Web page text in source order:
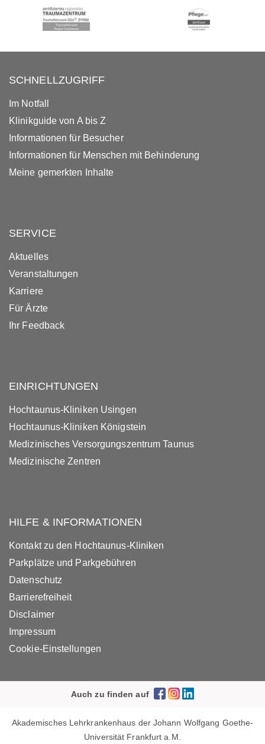
SCHNELLZUGRIFF
Im Notfall
Klinikguide von A bis Z
Informationen für Besucher
Informationen für Menschen mit Behinderung
Meine gemerkten Inhalte
SERVICE
Aktuelles
Veranstaltungen
Karriere
Für Ärzte
Ihr Feedback
EINRICHTUNGEN
Hochtaunus-Kliniken Usingen
Hochtaunus-Kliniken Königstein
Medizinisches Versorgungszentrum Taunus
Medizinische Zentren
HILFE & INFORMATIONEN
Kontakt zu den Hochtaunus-Kliniken
Parkplätze und Parkgebühren
Datenschutz
Barrierefreiheit
Disclaimer
Impressum
Cookie-Einstellungen
Auch zu finden auf
Akademisches Lehrkrankenhaus der Johann Wolfgang Goethe-
Universität Frankfurt a.M.